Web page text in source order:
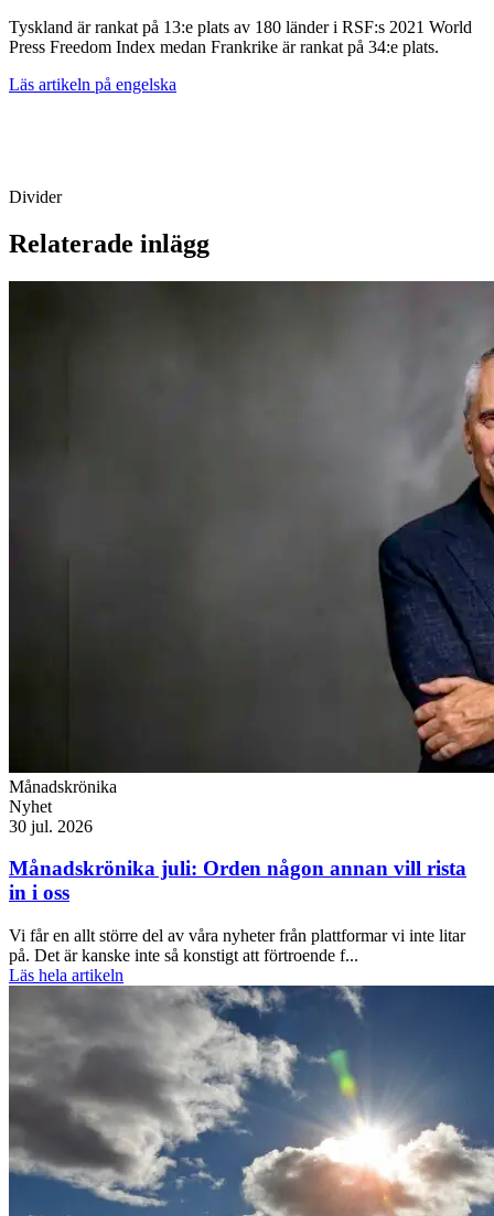
Tyskland är rankat på 13:e plats av 180 länder i RSF:s 2021 World
Press Freedom Index medan Frankrike är rankat på 34:e plats.
Läs artikeln på engelska
Divider
Relaterade inlägg
Månadskrönika
Nyhet
30 jul. 2026
Månadskrönika juli: Orden någon annan vill rista
in i oss
Vi får en allt större del av våra nyheter från plattformar vi inte litar
på. Det är kanske inte så konstigt att förtroende f...
Läs hela artikeln